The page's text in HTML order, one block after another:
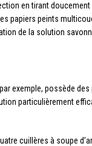
en tirant doucement
papiers peints
de la solution
exemple, possède des
particulièrement
cuillères à soupe